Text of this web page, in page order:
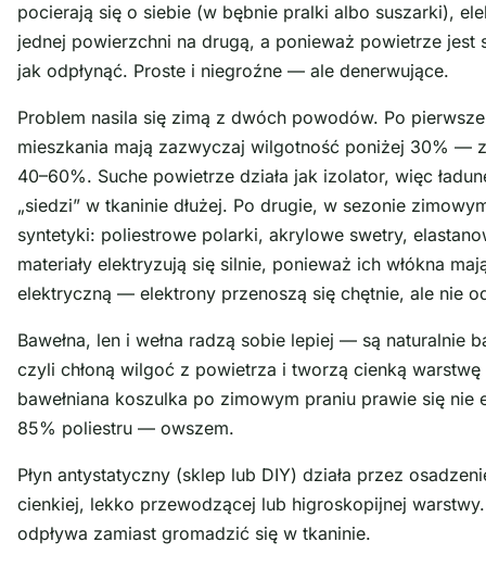
pocierają się o siebie (w bębnie pralki albo suszarki),
jednej powierzchni na drugą, a ponieważ powietrze jest
jak odpłynąć. Proste i niegroźne — ale denerwujące.
Problem nasila się zimą z dwóch powodów. Po
mieszkania mają zazwyczaj wilgotność poniżej 30% —
40–60%. Suche powietrze działa jak izolator, więc
„siedzi” w tkaninie dłużej. Po drugie, w sezonie
syntetyki: poliestrowe polarki, akrylowe swetry,
materiały elektryzują się silnie, ponieważ ich włókna
elektryczną — elektrony przenoszą się chętnie, ale nie
Bawełna, len i wełna radzą sobie lepiej — są naturalnie
czyli chłoną wilgoć z powietrza i tworzą cienką
bawełniana koszulka po zimowym praniu prawie się nie
85% poliestru — owszem.
Płyn antystatyczny (sklep lub DIY) działa przez
cienkiej, lekko przewodzącej lub higroskopijnej warstwy.
odpływa zamiast gromadzić się w tkaninie.